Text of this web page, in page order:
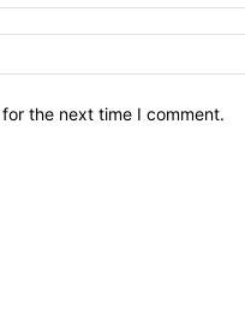
the next time I comment.